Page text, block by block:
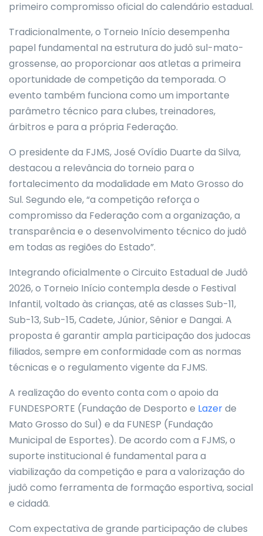
primeiro compromisso oficial do calendário estadual.
Tradicionalmente, o Torneio Início desempenha
papel fundamental na estrutura do judô sul-mato-
grossense, ao proporcionar aos atletas a primeira
oportunidade de competição da temporada. O
evento também funciona como um importante
parâmetro técnico para clubes, treinadores,
árbitros e para a própria Federação.
O presidente da FJMS, José Ovídio Duarte da Silva,
destacou a relevância do torneio para o
fortalecimento da modalidade em Mato Grosso do
Sul. Segundo ele, “a competição reforça o
compromisso da Federação com a organização, a
transparência e o desenvolvimento técnico do judô
em todas as regiões do Estado”.
Integrando oficialmente o Circuito Estadual de Judô
2026, o Torneio Início contempla desde o Festival
Infantil, voltado às crianças, até as classes Sub-11,
Sub-13, Sub-15, Cadete, Júnior, Sênior e Dangai. A
proposta é garantir ampla participação dos judocas
filiados, sempre em conformidade com as normas
técnicas e o regulamento vigente da FJMS.
A realização do evento conta com o apoio da
FUNDESPORTE (Fundação de Desporto e Lazerde
Mato Grosso do Sul) e da FUNESP (Fundação
Municipal de Esportes). De acordo com a FJMS, o
suporte institucional é fundamental para a
viabilização da competição e para a valorização do
judô como ferramenta de formação esportiva, social
e cidadã.
Com expectativa de grande participação de clubes